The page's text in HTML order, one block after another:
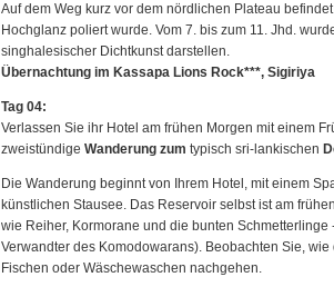
Auf dem Weg kurz vor dem nördlichen Plateau
Hochglanz poliert wurde. Vom 7. bis zum 11. Jhd.
singhalesischer Dichtkunst darstellen.
Übernachtung im Kassapa Lions Rock***, Sigiriya
Tag 04:
Verlassen Sie ihr Hotel am frühen Morgen mit einem
zweistündige Wanderung zum typisch sri-lankischen
Die Wanderung beginnt von Ihrem Hotel, mit einem
künstlichen Stausee. Das Reservoir selbst ist am
wie Reiher, Kormorane und die bunten
Verwandter des Komodowarans). Beobachten Sie,
Fischen oder Wäschewaschen nachgehen.